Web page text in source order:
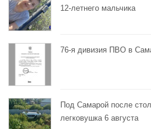
12-летнего мальчика
76-я дивизия ПВО в
Под Самарой после
легковушка 6 августа